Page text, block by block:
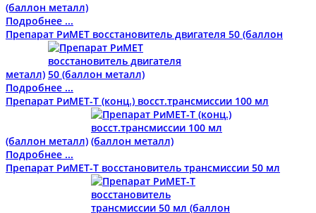
Подробнее ...
Препарат РиМЕТ восстановитель двигателя 50 (баллон
металл)
Подробнее ...
Препарат РиМЕТ-Т (конц.) восст.трансмиссии 100 мл
(баллон металл)
Подробнее ...
Препарат РиМЕТ-Т восстановитель трансмиссии 50 мл